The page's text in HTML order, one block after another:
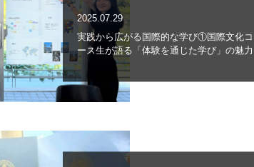
2025.07.29
実践から広がる国際的な学び①国際文化コ
ース生が語る「体験を通じた学び」の魅力